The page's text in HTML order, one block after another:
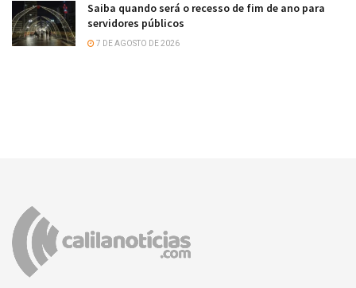
Saiba quando será o recesso de fim de ano para
servidores públicos
7 DE AGOSTO DE 2026